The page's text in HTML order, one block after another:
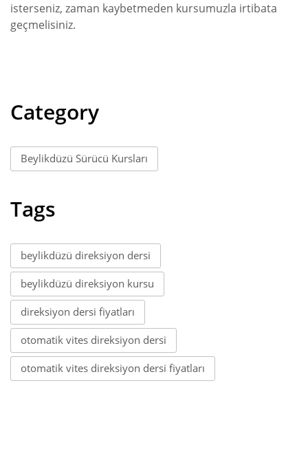
isterseniz, zaman kaybetmeden kursumuzla irtibata
geçmelisiniz.
Category
Beylikdüzü Sürücü Kursları
Tags
beylikdüzü direksiyon dersi
beylikdüzü direksiyon kursu
direksiyon dersi fiyatları
otomatik vites direksiyon dersi
otomatik vites direksiyon dersi fiyatları